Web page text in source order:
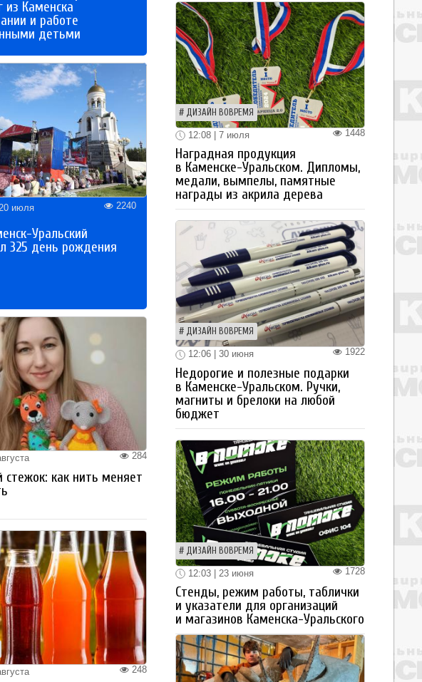
из Каменска
и работе
детьми
июля 2240
Уральский
325 день рождения
284
стежок: как нить меняет
248
ДИЗАЙН ВОВРЕМЯ
1448
12:08 | 7 июля
Наградная продукция
в Каменске-Уральском. Дипломы,
медали, вымпелы, памятные
награды из акрила дерева
ДИЗАЙН ВОВРЕМЯ
1922
12:06 | 30 июня
Недорогие и полезные подарки
в Каменске-Уральском. Ручки,
магниты и брелоки на любой
бюджет
ДИЗАЙН ВОВРЕМЯ
1728
12:03 | 23 июня
Стенды, режим работы, таблички
и указатели для организаций
и магазинов Каменска-Уральского